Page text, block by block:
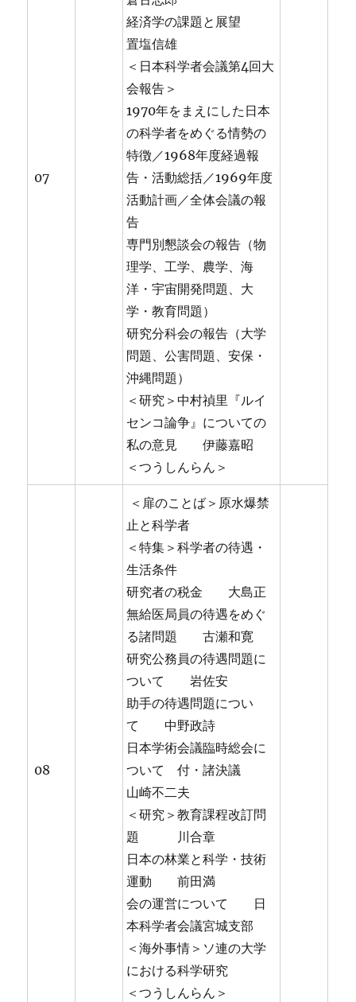
07
経済学の課題と展望
置塩信雄
＜日本科学者会議第4回大
会報告＞
1970年をまえにした日本
の科学者をめぐる情勢の
特徴／1968年度経過報
告・活動総括／1969年度
活動計画／全体会議の報
告
専門別懇談会の報告（物
理学、工学、農学、海
洋・宇宙開発問題、大
学・教育問題）
研究分科会の報告（大学
問題、公害問題、安保・
沖縄問題）
＜研究＞中村禎里『ルイ
センコ論争』についての
私の意見 伊藤嘉昭
＜つうしんらん＞
08
＜扉のことば＞原水爆禁
止と科学者
＜特集＞科学者の待遇・
生活条件
研究者の税金 大島正
無給医局員の待遇をめぐ
る諸問題 古瀬和寛
研究公務員の待遇問題に
ついて 岩佐安
助手の待遇問題につい
て 中野政詩
日本学術会議臨時総会に
ついて 付・諸決議
山崎不二夫
＜研究＞教育課程改訂問
題 川合章
日本の林業と科学・技術
運動 前田満
会の運営について 日
本科学者会議宮城支部
＜海外事情＞ソ連の大学
における科学研究
＜つうしんらん＞